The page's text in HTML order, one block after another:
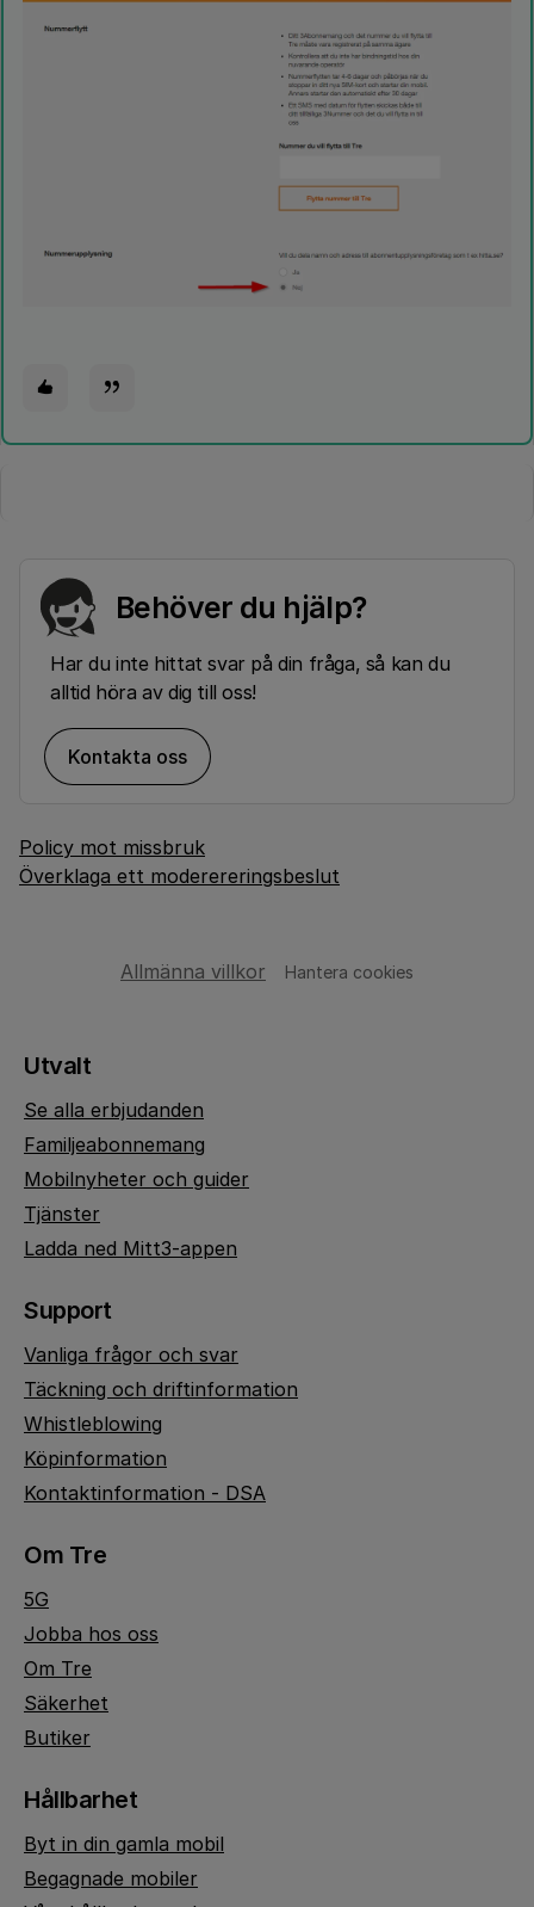
Behöver du hjälp?
Har du inte hittat svar på din fråga, så kan du
alltid höra av dig till oss!
Kontakta oss
Policy mot missbruk
Överklaga ett moderereringsbeslut
Allmänna villkor Hantera cookies
Utvalt
Se alla erbjudanden
Familjeabonnemang
Mobilnyheter och guider
Tjänster
Ladda ned Mitt3-appen
Support
Vanliga frågor och svar
Täckning och driftinformation
Whistleblowing
Köpinformation
Kontaktinformation - DSA
Om Tre
5G
Jobba hos oss
Om Tre
Säkerhet
Butiker
Hållbarhet
Byt in din gamla mobil
Begagnade mobiler